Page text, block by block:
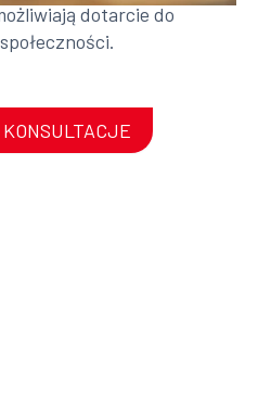
dotarcie do